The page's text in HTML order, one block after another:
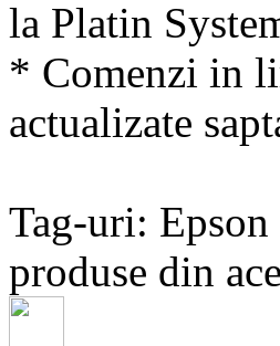
la Platin
* Comenzi in
actualizate
Tag-uri:
produse din